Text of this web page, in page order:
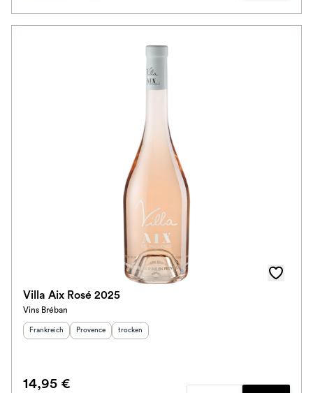
Villa Aix Rosé 2025
Vins Bréban
Herkunftsland
Frankreich Herkunftsregion:
Provence Geschmack
trocken
14,95 €